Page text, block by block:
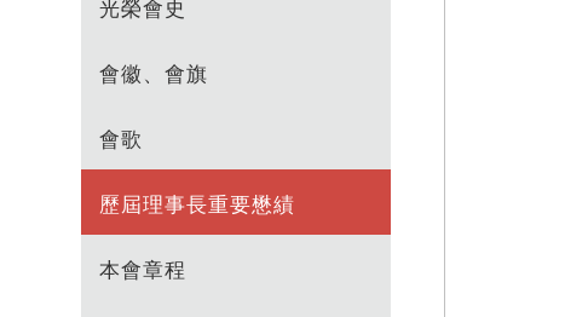
光榮會史
會徽、會旗
會歌
歷屆理事長重要懋績
本會章程